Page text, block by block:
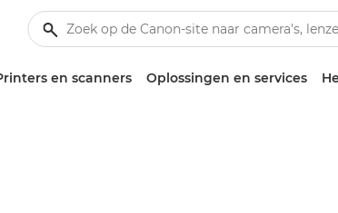
en scanners Oplossingen en services